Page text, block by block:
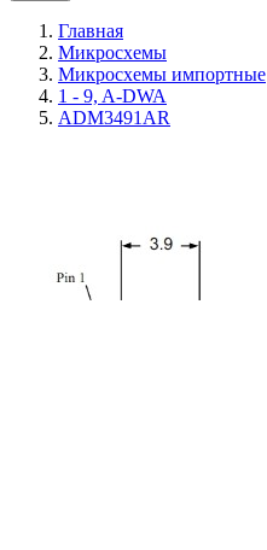
Главная
Микросхемы
Микросхемы импортные
1 - 9, A-DWA
ADM3491AR